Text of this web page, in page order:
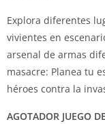
Explora diferentes
vivientes en
arsenal de armas
masacre: Planea tu
héroes contra la
AGOTADOR JUEGO